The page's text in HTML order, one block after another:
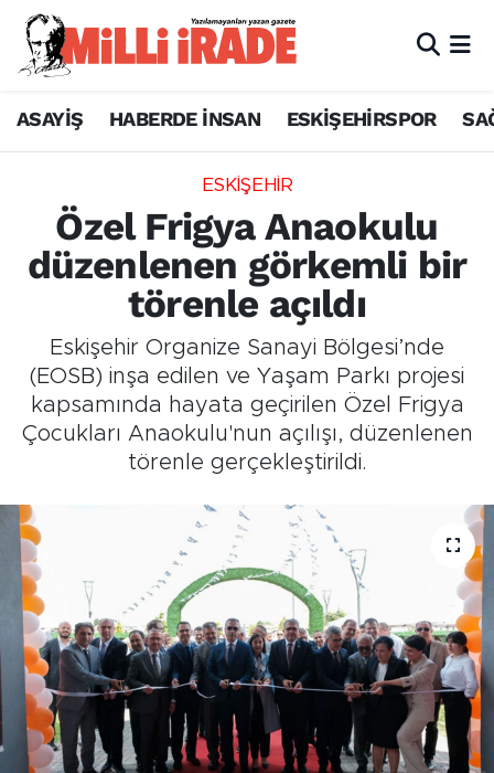
ASAYİŞ HABERDE İNSAN ESKİŞEHİRSPOR
ESKİŞEHİR
Özel Frigya Anaokulu
düzenlenen görkemli bir
törenle açıldı
Eskişehir Organize Sanayi Bölgesi’nde
(EOSB) inşa edilen ve Yaşam Parkı projesi
kapsamında hayata geçirilen Özel Frigya
Çocukları Anaokulu'nun açılışı, düzenlenen
törenle gerçekleştirildi.